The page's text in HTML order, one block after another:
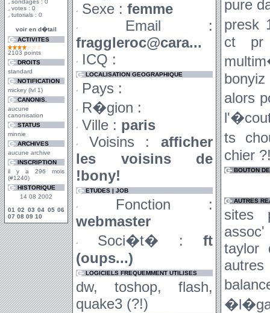
sondages : 0
votes : 0
tutorials : 0
voir en d�tail
ACTIVITES
2103 points
DROITS
standard
NOTIFICATION
mickey (lvl 1)
CANONIS.
aucune
canonisation
STATUS
minnie
ARCHIVES
aucune archive
INSCRIPTION
il y a 296 mois
(#1240)
HISTORIQUE
14 08 2002
01 02 03 04 05 06
07 08 09 10
Sexe : femme
Email :
fraggleroc@cara...
ICQ :
LOCALISATION GEOGRAPHIQUE
Pays :
R�gion :
Ville : paris
Voisins : afficher
les voisins de
!bony!
ETUDES | JOB
Fonction :
webmaster
Soci�t� : ft
(oups...)
LOGICIELS FREQUEMMENT UTILISES
dw, toshop, flash,
quake3 (?!)
pure
presk
ct pr
alors
ts
chier
BOUTON
AUTRES
sites
taylor